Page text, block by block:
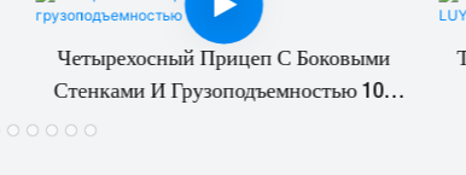
Четырехосный Прицеп С Боковыми
Стенками И Грузоподъемностью 100